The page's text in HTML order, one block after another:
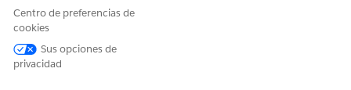
¡Háganos saber cómo podemos mejorar!
Centro de preferencias de
cookies
Sus opciones de
privacidad